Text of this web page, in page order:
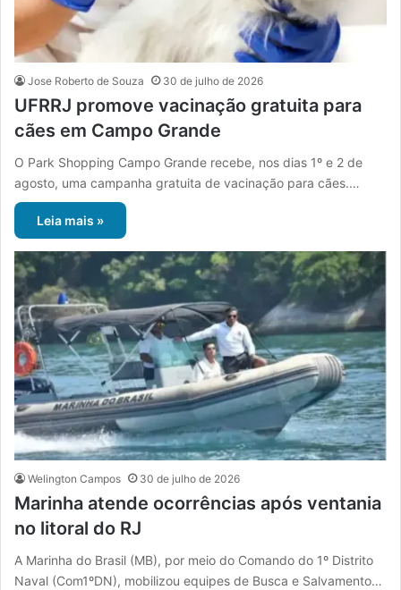
Jose Roberto de Souza 30 de julho de 2026
UFRRJ promove vacinação gratuita para
cães em Campo Grande
O Park Shopping Campo Grande recebe, nos dias 1º e 2 de
agosto, uma campanha gratuita de vacinação para cães.…
Leia mais »
Welington Campos 30 de julho de 2026
Marinha atende ocorrências após ventania
no litoral do RJ
A Marinha do Brasil (MB), por meio do Comando do 1º Distrito
Naval (Com1ºDN), mobilizou equipes de Busca e Salvamento…